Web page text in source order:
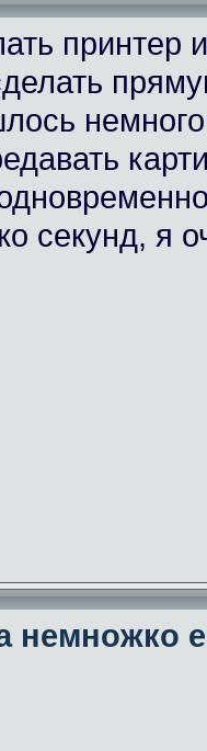
принтер
немного
секунд, я
немножко